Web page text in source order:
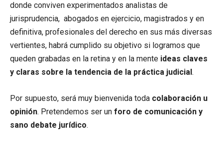
donde conviven experimentados analistas de
jurisprudencia, abogados en ejercicio, magistrados y en
definitiva, profesionales del derecho en sus más diversas
vertientes, habrá cumplido su objetivo si logramos que
queden grabadas en la retina y en la mente ideas claves
y claras sobre la tendencia de la práctica judicial .
Por supuesto, será muy bienvenida toda colaboración u
opinión. Pretendemos ser un foro de comunicación y
sano debate jurídico.